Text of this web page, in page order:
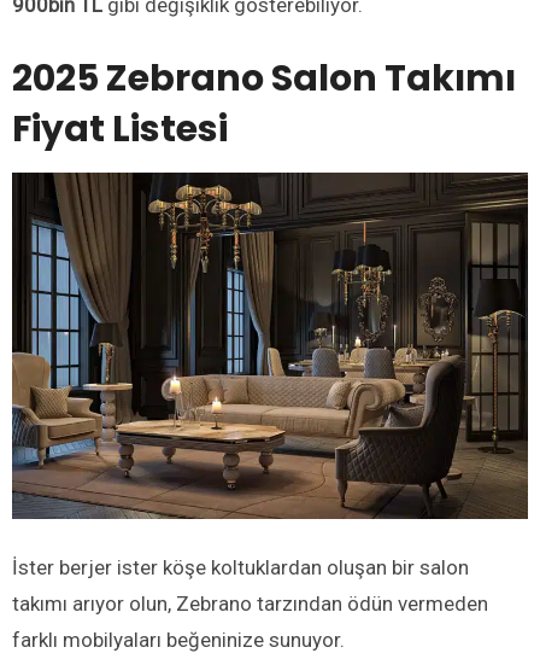
2025 Zebrano Salon Takımı
Fiyat Listesi
İster berjer ister köşe koltuklardan oluşan bir salon
takımı arıyor olun, Zebrano tarzından ödün vermeden
farklı mobilyaları beğeninize sunuyor.